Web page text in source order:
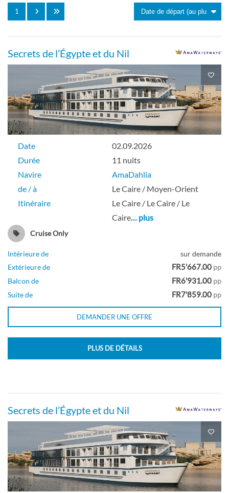
Suite
Balcon Français
Pont Jasmin
Balcon
Extérieure
Cabine avec Balcon Français
Pont Lotus
Balcon
Pont Lotus
1
Secrets de l’Égypte et du Nil
Date
02.09.2026
Durée
11 nuits
Navire
AmaDahlia
de / à
Le Caire / Moyen-Orient
Itinéraire
Le Caire / Le Caire / Le
Caire… plus
Cruise Only
Intérieure de
sur demande
Extérieure de
FR5'667.00 pp
Balcon de
FR6'931.00 pp
Suite de
FR7'859.00 pp
DEMANDER UNE OFFRE
PLUS DE DÉTAILS
Secrets de l’Égypte et du Nil